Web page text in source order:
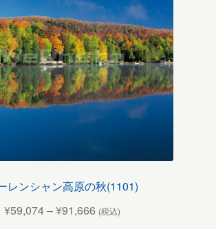
レンシャン高原の秋(1101)
¥59,074–¥91,666 (税込)